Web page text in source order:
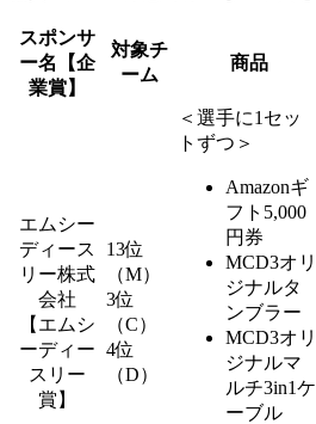
スポンサ
ー名【企
業賞】
対象チ
ーム
商品
エムシー
ディース
リー株式
会社
【エムシ
ーディー
スリー
賞】
13位
（M）
3位
（C）
4位
（D）
＜選手に1セッ
トずつ＞
Amazonギ
フト5,000
円券
MCD3オリ
ジナルタ
ンブラー
MCD3オリ
ジナルマ
ルチ3in1ケ
ーブル